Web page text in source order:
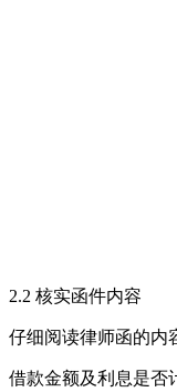
2.2 核实函件内容
仔细阅读律师函的内
借款金额及利息是否